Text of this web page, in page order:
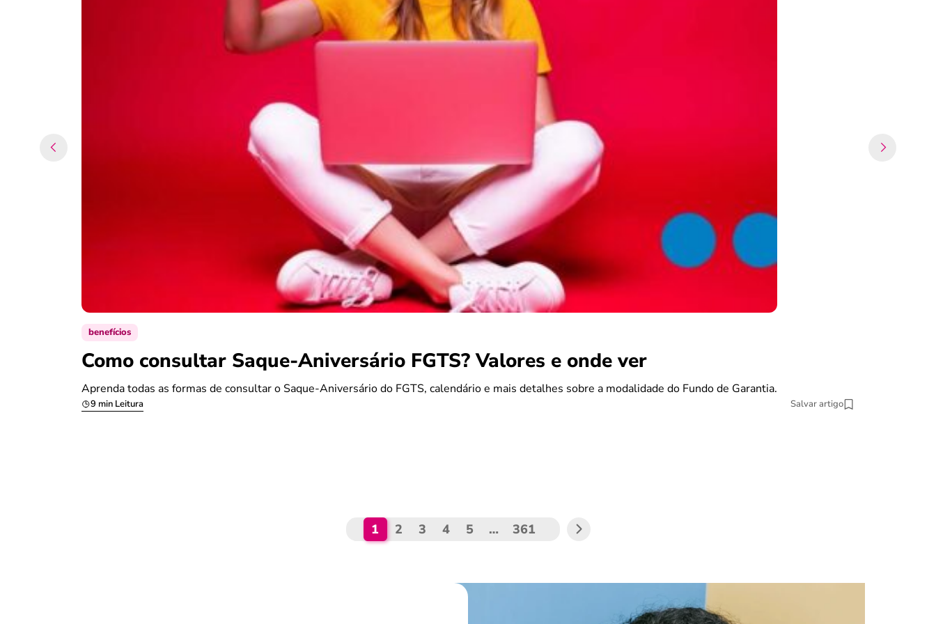
benefícios
Como consultar Saque-Aniversário FGTS? Valores e onde ver
Aprenda todas as formas de consultar o Saque-Aniversário do FGTS, calendário e mais detalhes sobre a modalidade do Fundo de Garantia.
9 min Leitura Salvar artigo
1 2 3 4 5 … 361